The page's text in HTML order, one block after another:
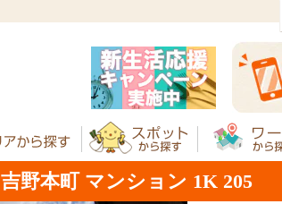
吉野本町 マンション 1K 205